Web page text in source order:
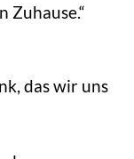
Zuhause.“
das wir uns